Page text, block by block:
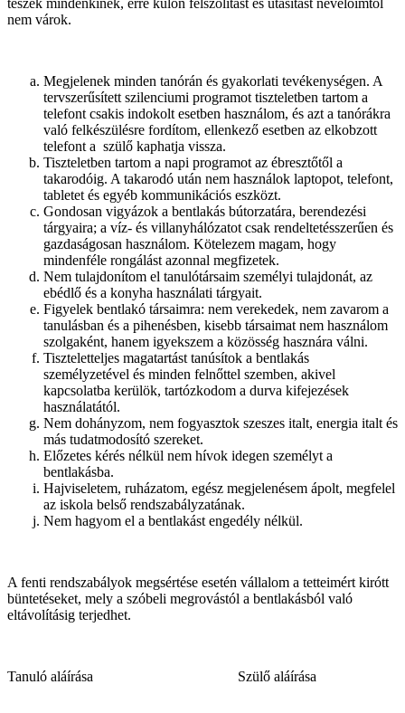
nem várok.
Megjelenek minden tanórán és gyakorlati tevékenységen. A
tervszerűsített szilenciumi programot tiszteletben tartom a
telefont csakis indokolt esetben használom, és azt a tanórákra
való felkészülésre fordítom, ellenkező esetben az elkobzott
telefont a szülő kaphatja vissza.
Tiszteletben tartom a napi programot az ébresztőtől a
takarodóig. A takarodó után nem használok laptopot, telefont,
tabletet és egyéb kommunikációs eszközt.
Gondosan vigyázok a bentlakás bútorzatára, berendezési
tárgyaira; a víz- és villanyhálózatot csak rendeltetésszerűen és
gazdaságosan használom. Kötelezem magam, hogy
mindenféle rongálást azonnal megfizetek.
Nem tulajdonítom el tanulótársaim személyi tulajdonát, az
ebédlő és a konyha használati tárgyait.
Figyelek bentlakó társaimra: nem verekedek, nem zavarom a
tanulásban és a pihenésben, kisebb társaimat nem használom
szolgaként, hanem igyekszem a közösség hasznára válni.
Tiszteletteljes magatartást tanúsítok a bentlakás
személyzetével és minden felnőttel szemben, akivel
kapcsolatba kerülök, tartózkodom a durva kifejezések
használatától.
Nem dohányzom, nem fogyasztok szeszes italt, energia italt és
más tudatmodosító szereket.
Előzetes kérés nélkül nem hívok idegen személyt a
bentlakásba.
Hajviseletem, ruházatom, egész megjelenésem ápolt, megfelel
az iskola belső rendszabályzatának.
Nem hagyom el a bentlakást engedély nélkül.
A fenti rendszabályok megsértése esetén vállalom a tetteimért kirótt
büntetéseket, mely a szóbeli megrovástól a bentlakásból való
eltávolításig terjedhet.
Tanuló aláírása Szülő aláírása